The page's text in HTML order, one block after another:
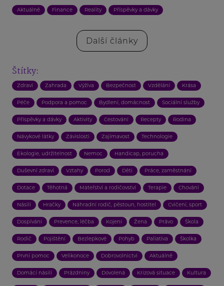
Aktuálně Finance Reality Příspěvky a dávky
Další články
Štítky:
Zdraví Zahrada Výživa Bezpečnost Vzdělání Krása
Péče Podpora a pomoc Bydlení, domácnost Sociální služby
Příspěvky a dávky Aktivity Cestování Recepty Rodina
Návykové látky Závislosti Zajímavost Technologie
Ekologie, udržitelnost Nemoc Handicap, porucha
Duševní zdraví Vztahy Porod Děti Práce, zaměstnání
Dotace Těhotná Mateřství a rodičovství Terapie Chování
Násilí Hračky Náhradní rodič, pěstoun, hostitel Cvičení, sport
Dospívání Prevence, léčba Kojení Žena Právo Škola
Rodič Pojištění Bezlepkové Pohyb Paliativa Školka
První pomoc Velikonoce Dobrovolnictví Aktuálně
Domácí násilí Prázdniny Dovolená Krizová situace Kultura